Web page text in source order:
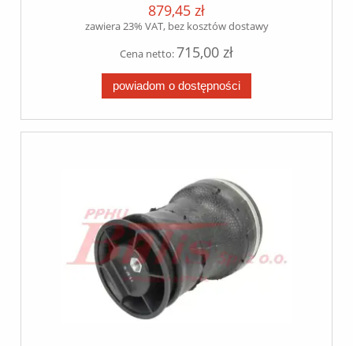
879,45 zł
zawiera 23% VAT, bez kosztów dostawy
Cena netto:715,00 zł
powiadom o dostępności